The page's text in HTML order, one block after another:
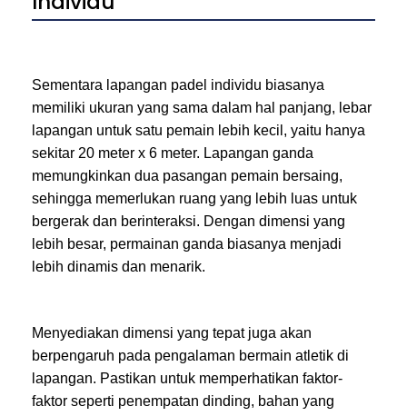
Sementara lapangan padel individu biasanya
memiliki ukuran yang sama dalam hal panjang, lebar
lapangan untuk satu pemain lebih kecil, yaitu hanya
sekitar 20 meter x 6 meter. Lapangan ganda
memungkinkan dua pasangan pemain bersaing,
sehingga memerlukan ruang yang lebih luas untuk
bergerak dan berinteraksi. Dengan dimensi yang
lebih besar, permainan ganda biasanya menjadi
lebih dinamis dan menarik.
Menyediakan dimensi yang tepat juga akan
berpengaruh pada pengalaman bermain atletik di
lapangan. Pastikan untuk memperhatikan faktor-
faktor seperti penempatan dinding, bahan yang